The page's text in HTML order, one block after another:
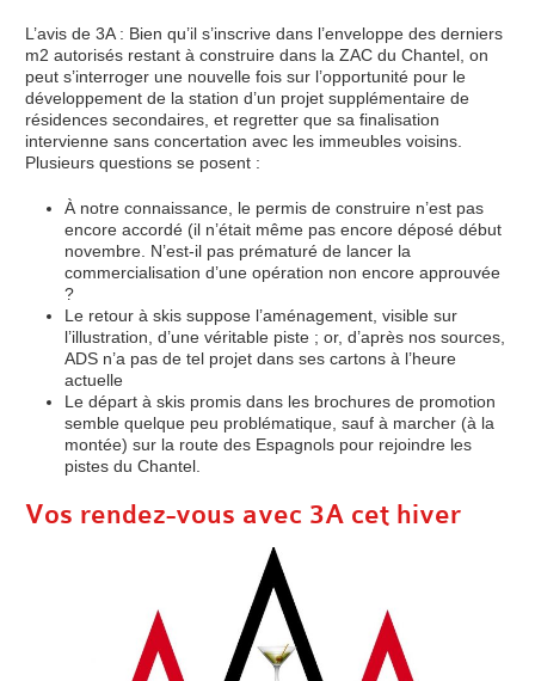
L’avis de 3A : Bien qu’il s’inscrive dans l’enveloppe des derniers
m2 autorisés restant à construire dans la ZAC du Chantel, on
peut s’interroger une nouvelle fois sur l’opportunité pour le
développement de la station d’un projet supplémentaire de
résidences secondaires, et regretter que sa finalisation
intervienne sans concertation avec les immeubles voisins.
Plusieurs questions se posent :
À notre connaissance, le permis de construire n’est pas
encore accordé (il n’était même pas encore déposé début
novembre. N’est-il pas prématuré de lancer la
commercialisation d’une opération non encore approuvée
?
Le retour à skis suppose l’aménagement, visible sur
l’illustration, d’une véritable piste ; or, d’après nos sources,
ADS n’a pas de tel projet dans ses cartons à l’heure
actuelle
Le départ à skis promis dans les brochures de promotion
semble quelque peu problématique, sauf à marcher (à la
montée) sur la route des Espagnols pour rejoindre les
pistes du Chantel.
Vos rendez-vous avec 3A cet hiver